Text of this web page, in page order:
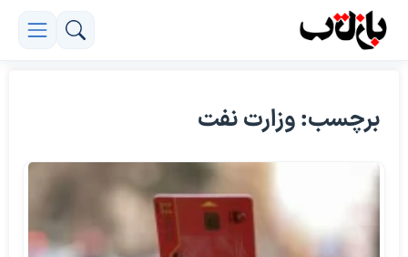
برچسب: وزارت نفت